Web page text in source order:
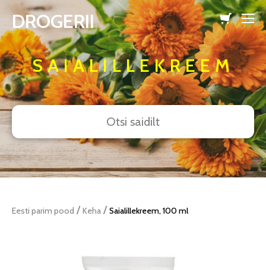
lisati ostukorvi. Vaata ostukorvi
DROGERII
SAIALILLEKREEM
Eesti parim pood / Keha / Saialillekreem, 100 ml